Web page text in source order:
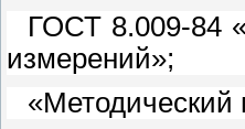
ГОСТ 8.009-84
измерений»;